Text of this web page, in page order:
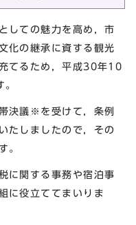
しての魅力を高め，市
化の継承に資する観光
てるため，平成30年10
決議※を受けて，条例
たしましたので，その
。
に関する事務や宿泊事
に役立ててまいりま